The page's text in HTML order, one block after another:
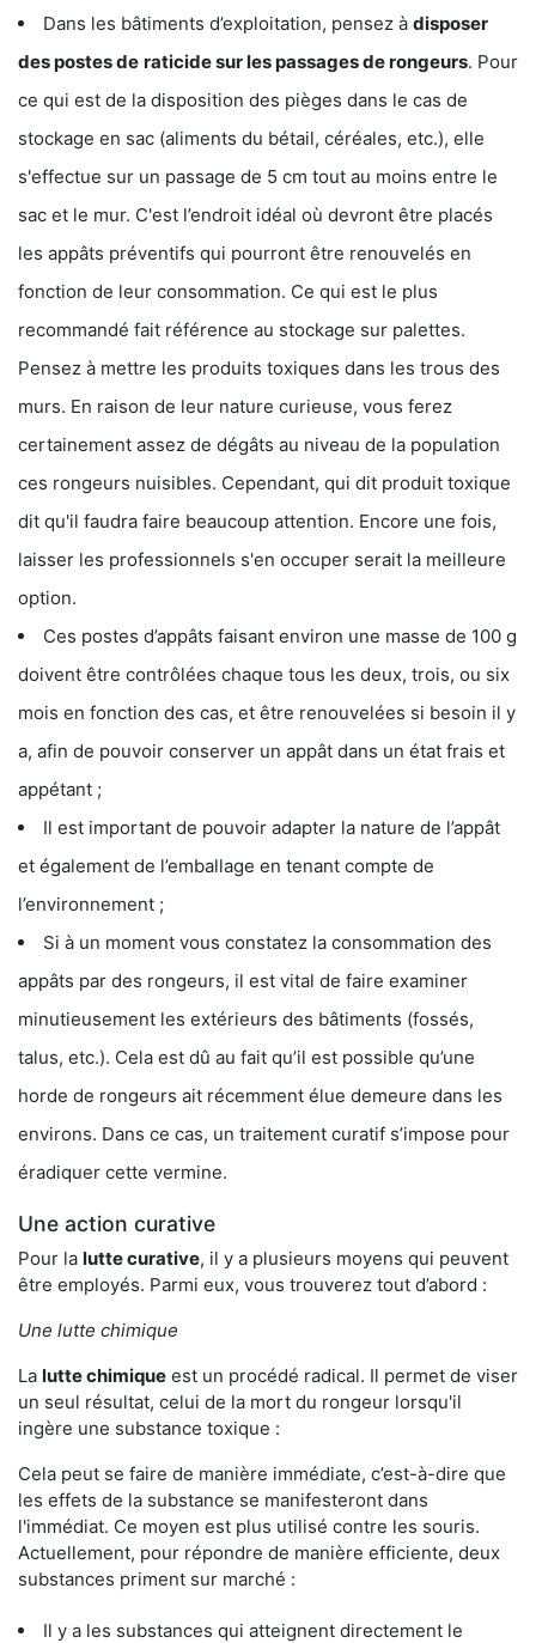
Dans les bâtiments d’exploitation, pensez à disposer
des postes de raticide sur les passages de rongeurs. Pour
ce qui est de la disposition des pièges dans le cas de
stockage en sac (aliments du bétail, céréales, etc.), elle
s'effectue sur un passage de 5 cm tout au moins entre le
sac et le mur. C'est l’endroit idéal où devront être placés
les appâts préventifs qui pourront être renouvelés en
fonction de leur consommation. Ce qui est le plus
recommandé fait référence au stockage sur palettes.
Pensez à mettre les produits toxiques dans les trous des
murs. En raison de leur nature curieuse, vous ferez
certainement assez de dégâts au niveau de la population
ces rongeurs nuisibles. Cependant, qui dit produit toxique
dit qu'il faudra faire beaucoup attention. Encore une fois,
laisser les professionnels s'en occuper serait la meilleure
option.
Ces postes d’appâts faisant environ une masse de 100 g
doivent être contrôlées chaque tous les deux, trois, ou six
mois en fonction des cas, et être renouvelées si besoin il y
a, afin de pouvoir conserver un appât dans un état frais et
appétant ;
Il est important de pouvoir adapter la nature de l’appât
et également de l’emballage en tenant compte de
l’environnement ;
Si à un moment vous constatez la consommation des
appâts par des rongeurs, il est vital de faire examiner
minutieusement les extérieurs des bâtiments (fossés,
talus, etc.). Cela est dû au fait qu’il est possible qu’une
horde de rongeurs ait récemment élue demeure dans les
environs. Dans ce cas, un traitement curatif s’impose pour
éradiquer cette vermine.
Une action curative
Pour la lutte curative, il y a plusieurs moyens qui peuvent
être employés. Parmi eux, vous trouverez tout d’abord :
Une lutte chimique
La lutte chimique est un procédé radical. Il permet de viser
un seul résultat, celui de la mort du rongeur lorsqu'il
ingère une substance toxique :
Cela peut se faire de manière immédiate, c’est-à-dire que
les effets de la substance se manifesteront dans
l'immédiat. Ce moyen est plus utilisé contre les souris.
Actuellement, pour répondre de manière efficiente, deux
substances priment sur marché :
Il y a les substances qui atteignent directement le